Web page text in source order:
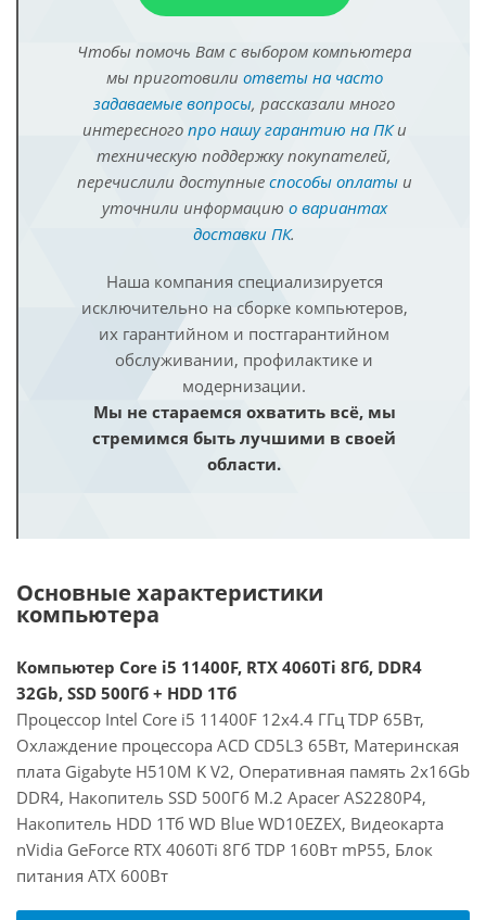
Чтобы помочь Вам с выбором компьютера
мы приготовили ответы на часто
задаваемые вопросы, рассказали много
интересного про нашу гарантию на ПКи
техническую поддержку покупателей,
перечислили доступные способы оплатыи
уточнили информацию о вариантах
доставки ПК.
Наша компания специализируется
исключительно на сборке компьютеров,
их гарантийном и постгарантийном
обслуживании, профилактике и
модернизации.
Мы не стараемся охватить всё, мы
стремимся быть лучшими в своей
области.
Основные характеристики
компьютера
Компьютер Core i5 11400F, RTX 4060Ti 8Гб, DDR4
32Gb, SSD 500Гб + HDD 1Тб
Процессор Intel Core i5 11400F 12x4.4 ГГц TDP 65Вт,
Охлаждение процессора ACD CD5L3 65Вт, Материнская
плата Gigabyte H510M K V2, Оперативная память 2x16Gb
DDR4, Накопитель SSD 500Гб M.2 Apacer AS2280P4,
Накопитель HDD 1Тб WD Blue WD10EZEX, Видеокарта
nVidia GeForce RTX 4060Ti 8Гб TDP 160Вт mP55, Блок
питания ATX 600Вт